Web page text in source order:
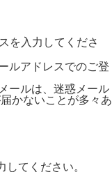
を入力してくださ
ルアドレスでのご登
ールは、迷惑メール
かないことが多々あ
てください。